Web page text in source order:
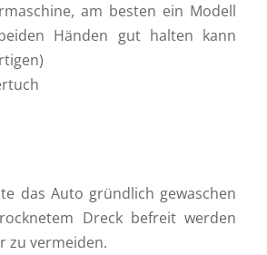
am besten ein Modell
Händen gut halten kann
das Auto gründlich gewaschen
Dreck befreit werden
zu vermeiden.